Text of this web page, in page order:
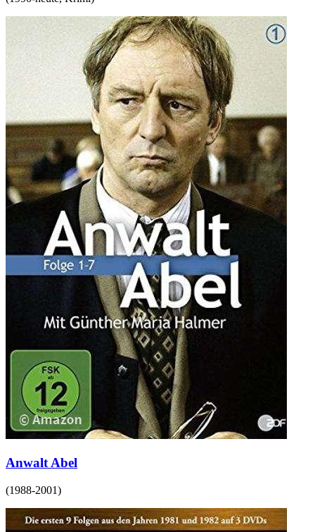
Anwalt Abel
(1988-2001)